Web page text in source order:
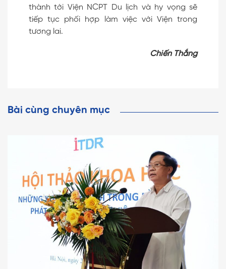
thành tới Viện NCPT Du lịch và hy vọng sẽ
tiếp tục phối hợp làm việc với Viện trong
tương lai.
Chiến Thắng
Bài cùng chuyên mục